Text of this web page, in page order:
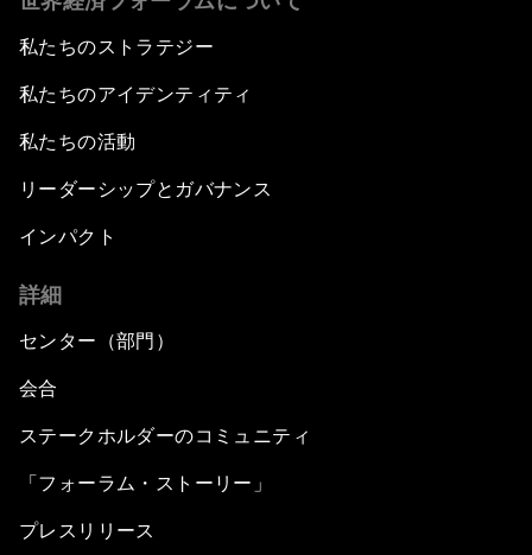
私たちのストラテジー
私たちのアイデンティティ
私たちの活動
リーダーシップとガバナンス
インパクト
詳細
センター（部門）
会合
ステークホルダーのコミュニティ
「フォーラム・ストーリー」
プレスリリース